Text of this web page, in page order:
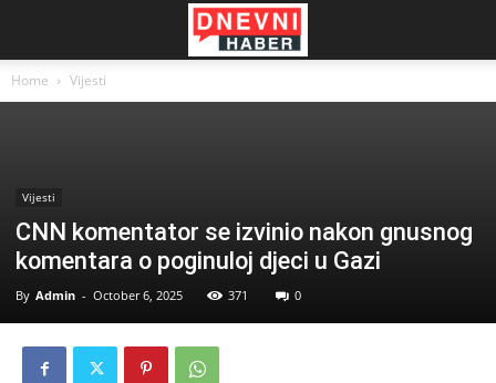
Home Vijesti
Vijesti
CNN komentator se izvinio nakon gnusnog
komentara o poginuloj djeci u Gazi
By Admin - October 6, 2025 371 0